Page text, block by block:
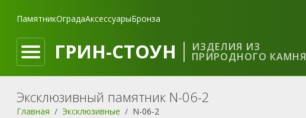
ПамятникОградаАксессуарыБронза
ГРИН-СТОУН ИЗДЕЛИЯ ИЗ
ПРИРОДНОГО КАМНЯ
Эксклюзивный памятник N-06-2
Главная Эксклюзивные N-06-2